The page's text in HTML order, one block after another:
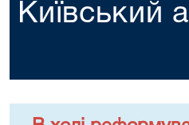
Київський